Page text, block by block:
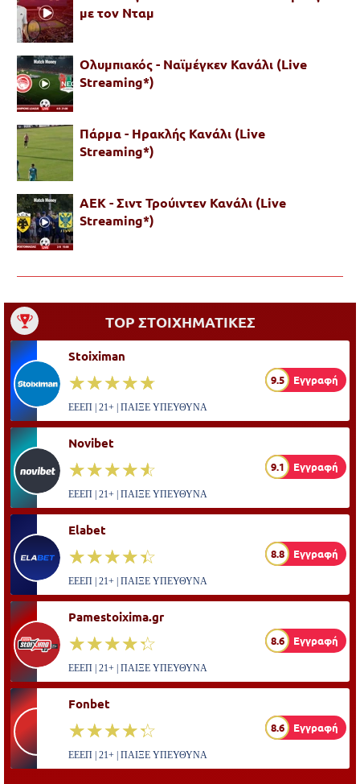
με τον Νταμ
Ολυμπιακός - Ναϊμέγκεν Κανάλι (Live
Streaming*)
Πάρμα - Ηρακλής Κανάλι (Live
Streaming*)
ΑΕΚ - Σιντ Τρούιντεν Κανάλι (Live
Streaming*)
TOP ΣΤΟΙΧΗΜΑΤΙΚΕΣ
Stoiximan
☆☆☆☆☆
★★★★★ 9.5 Εγγραφή
ΕΕΕΠ | 21+ | ΠΑΙΞΕ ΥΠΕΥΘΥΝΑ
Novibet
☆☆☆☆☆
★★★★★ 9.1 Εγγραφή
ΕΕΕΠ | 21+ | ΠΑΙΞΕ ΥΠΕΥΘΥΝΑ
Elabet
☆☆☆☆☆
★★★★★ 8.8 Εγγραφή
ΕΕΕΠ | 21+ | ΠΑΙΞΕ ΥΠΕΥΘΥΝΑ
Pamestoixima.gr
☆☆☆☆☆
★★★★★ 8.6 Εγγραφή
ΕΕΕΠ | 21+ | ΠΑΙΞΕ ΥΠΕΥΘΥΝΑ
Fonbet
☆☆☆☆☆
★★★★★ 8.6 Εγγραφή
ΕΕΕΠ | 21+ | ΠΑΙΞΕ ΥΠΕΥΘΥΝΑ